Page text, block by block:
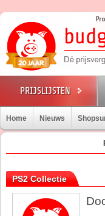
Home Nieuws
PS2 Collectie